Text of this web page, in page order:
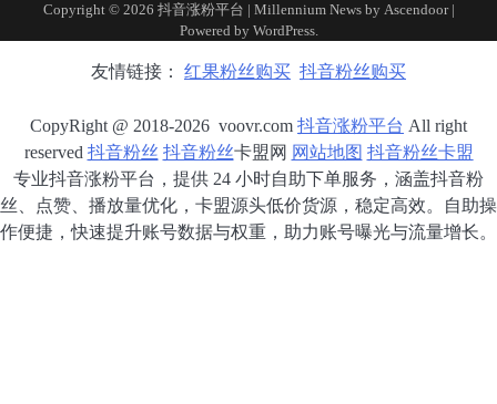
Copyright © 2026 抖音涨粉平台 | Millennium News by Ascendoor|
Powered by WordPress.
友情链接： 红果粉丝购买 抖音粉丝购买
CopyRight @ 2018-2026 voovr.com 抖音涨粉平台 All right
reserved 抖音粉丝 抖音粉丝卡盟网 网站地图 抖音粉丝卡盟
专业抖音涨粉平台，提供 24 小时自助下单服务，涵盖抖音粉
丝、点赞、播放量优化，卡盟源头低价货源，稳定高效。自助操
作便捷，快速提升账号数据与权重，助力账号曝光与流量增长。